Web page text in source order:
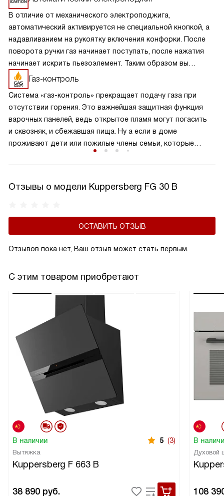
В отличие от механического электроподжига,
автоматический активируется не специальной кнопкой, а
надавливанием на рукоятку включения конфорки. После
поворота ручки газ начинает поступать, после нажатия
начинает искрить пьезоэлемент. Таким образом вы
получаете пламя движением одной руки, что важно для
безопасности и попросту удобно.
Газ-контроль
Система «газ-контроль» прекращает подачу газа при
отсутствии горения. Это важнейшая защитная функция
варочных панелей, ведь открытое пламя могут погасить
и сквозняк, и сбежавшая пища. Ну а если в доме
проживают дети или пожилые члены семьи, которые
Отзывы о модели Kuppersberg FG 30 B
ОСТАВИТЬ ОТЗЫВ
Отзывов пока нет, Ваш отзыв может стать первым.
С этим товаром приобретают
В наличии 5 (3)
Вытяжка
Kuppersberg F 663 B
38 890 руб.
В
Духовой
108